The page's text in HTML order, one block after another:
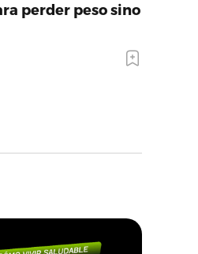
perder peso sino